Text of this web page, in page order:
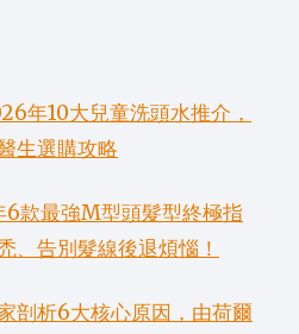
年10大兒童洗頭水推介，
生選購攻略
款最強M型頭髮型終極指
、告別髮線後退煩惱！
剖析6大核心原因，由荷爾